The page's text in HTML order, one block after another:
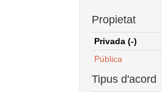
Propietat
Privada (-)
Pública
Tipus d'acord